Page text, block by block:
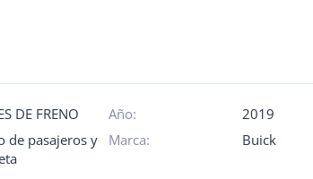
DE FRENO Año:
2019
de pasajeros y
Marca: Buick